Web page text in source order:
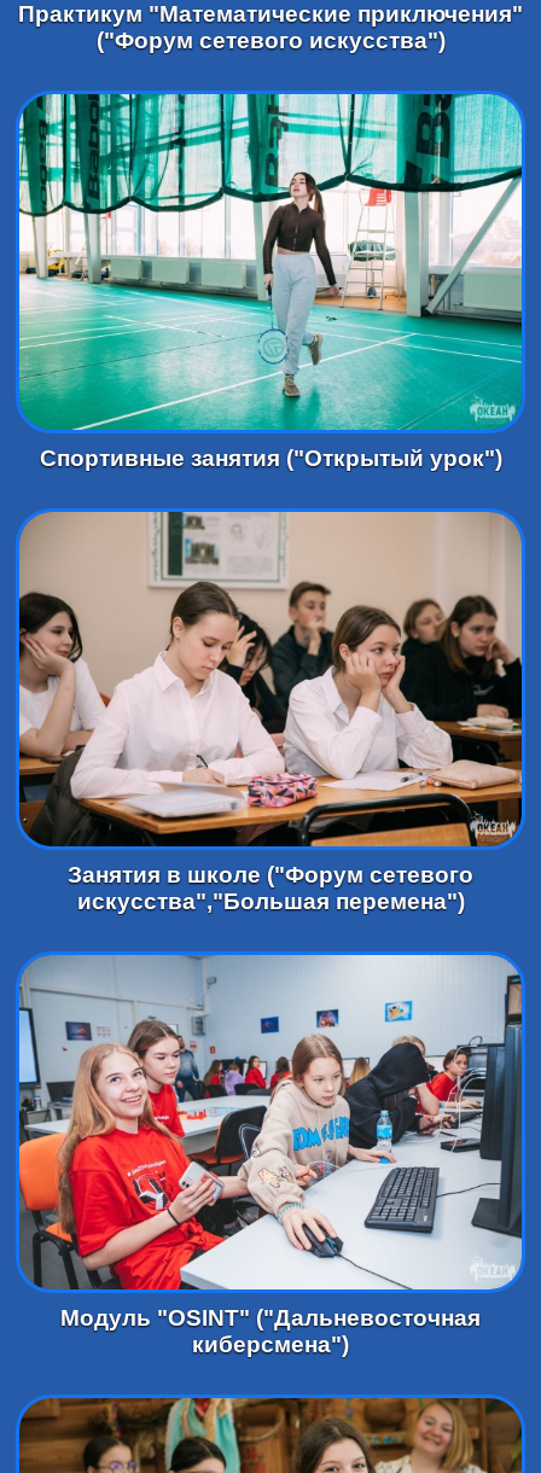
Практикум "Математические приключения"
("Форум сетевого искусства")
Спортивные занятия ("Открытый урок")
Занятия в школе ("Форум сетевого
искусства","Большая перемена")
Модуль "OSINT" ("Дальневосточная
киберсмена")